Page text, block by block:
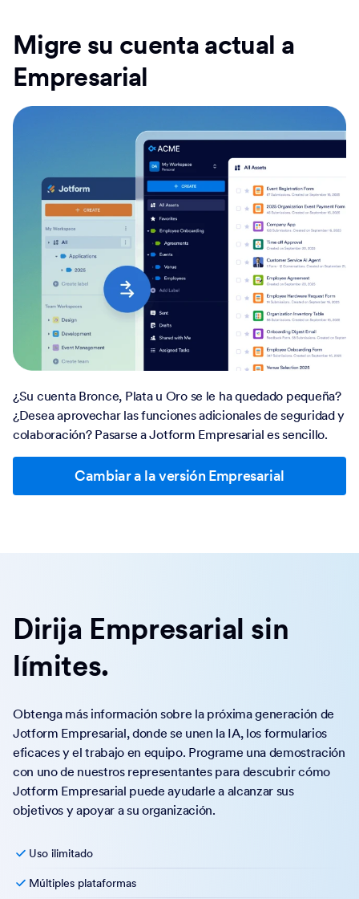
Migre su cuenta actual a
Empresarial
¿Su cuenta Bronce, Plata u Oro se le ha quedado pequeña?
¿Desea aprovechar las funciones adicionales de seguridad y
colaboración? Pasarse a Jotform Empresarial es sencillo.
Cambiar a la versión Empresarial
Dirija Empresarial sin
límites.
Obtenga más información sobre la próxima generación de
Jotform Empresarial, donde se unen la IA, los formularios
eficaces y el trabajo en equipo. Programe una demostración
con uno de nuestros representantes para descubrir cómo
Jotform Empresarial puede ayudarle a alcanzar sus
objetivos y apoyar a su organización.
Uso ilimitado
Múltiples plataformas